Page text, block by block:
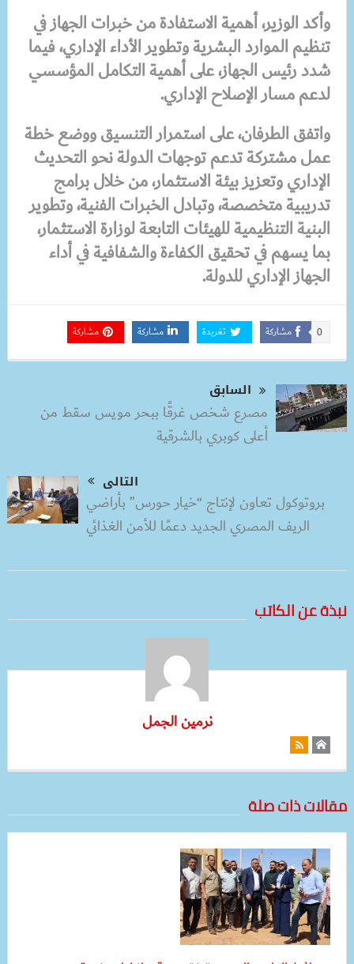
وأكد الوزير، أهمية الاستفادة من خبرات الجهاز في
تنظيم الموارد البشرية وتطوير الأداء الإداري، فيما
شدد رئيس الجهاز، على أهمية التكامل المؤسسي
لدعم مسار الإصلاح الإداري.
واتفق الطرفان، على استمرار التنسيق ووضع خطة
عمل مشتركة تدعم توجهات الدولة نحو التحديث
الإداري وتعزيز بيئة الاستثمار، من خلال برامج
تدريبية متخصصة، وتبادل الخبرات الفنية، وتطوير
البنية التنظيمية للهيئات التابعة لوزارة الاستثمار،
بما يسهم في تحقيق الكفاءة والشفافية في أداء
الجهاز الإداري للدولة.
مشاركة 0 تغريدة مشاركة مشاركة
السابق
مصرع شخص غرقًا ببحر مويس سقط من
أعلى كوبري بالشرقية
التالى
بروتوكول تعاون لإنتاج “خيار حورس” بأراضي
الريف المصري الجديد دعمًا للأمن الغذائي
نبذة عن الكاتب
نرمين الجمل
مقالات ذات صلة